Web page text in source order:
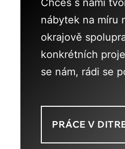
nábytek na míru
okrajově
konkrétních
se nám, rádi se
PRÁCE V